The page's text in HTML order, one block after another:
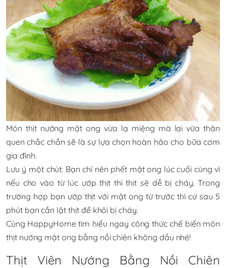
Món thịt nướng mật ong vừa lạ miệng mà lại vừa thân
quen chắc chắn sẽ là sự lựa chọn hoàn hảo cho bữa cơm
gia đình.
Lưu ý một chút: Bạn chỉ nên phết mật ong lúc cuối cùng vì
nếu cho vào từ lúc ướp thịt thì thịt sẽ dễ bị cháy. Trong
trường hợp bạn ướp thịt với mật ong từ trước thì cứ sau 5
phút bạn cần lật thịt để khỏi bị cháy.
Cùng HappyHome tìm hiểu ngay công thức chế biến món
thịt nướng mật ong bằng nồi chiên không dầu nhé!
Thịt Viên Nướng Bằng Nồi Chiên